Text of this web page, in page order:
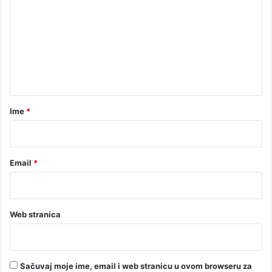
rIme *
Email *
Web stranica
Sačuvaj moje ime, email i web stranicu u ovom browseru za